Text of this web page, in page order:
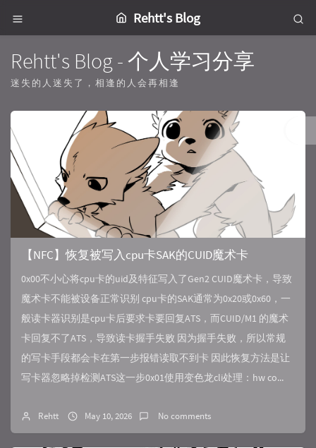
Rehtt's Blog
Rehtt's Blog - 个人学习分享
迷失的人迷失了，相逢的人会再相逢
【NFC】恢复被写入cpu卡SAK的CUID魔术卡
0x00不小心将cpu卡的uid及特征写入了Gen2 CUID魔术卡，导致
魔术卡不能被设备正常识别 cpu卡的SAK通常为0x20或0x60，一
般读卡器识别是cpu卡后要求卡要回复ATS，而CUID/M1 的魔术
卡回复不了ATS，导致读卡握手失败 因为握手失败，所以常规
的写卡手段都会卡在第一步报错读取不到卡 因此恢复方法是让
写卡器忽略掉检测ATS这一步0x01使用变色龙cli处理：hw co...
Rehtt May 10, 2026 No comments